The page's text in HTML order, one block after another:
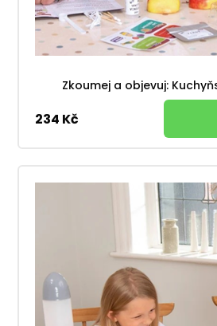
Zkoumej a objevuj:
234 Kč